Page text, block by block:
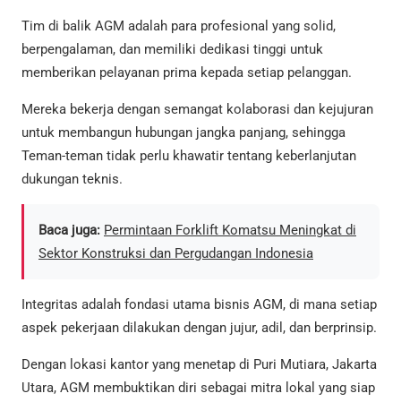
Tim di balik AGM adalah para profesional yang solid,
berpengalaman, dan memiliki dedikasi tinggi untuk
memberikan pelayanan prima kepada setiap pelanggan.
Mereka bekerja dengan semangat kolaborasi dan kejujuran
untuk membangun hubungan jangka panjang, sehingga
Teman-teman tidak perlu khawatir tentang keberlanjutan
dukungan teknis.
Baca juga: Permintaan Forklift Komatsu Meningkat di
Sektor Konstruksi dan Pergudangan Indonesia
Integritas adalah fondasi utama bisnis AGM, di mana setiap
aspek pekerjaan dilakukan dengan jujur, adil, dan berprinsip.
Dengan lokasi kantor yang menetap di Puri Mutiara, Jakarta
Utara, AGM membuktikan diri sebagai mitra lokal yang siap